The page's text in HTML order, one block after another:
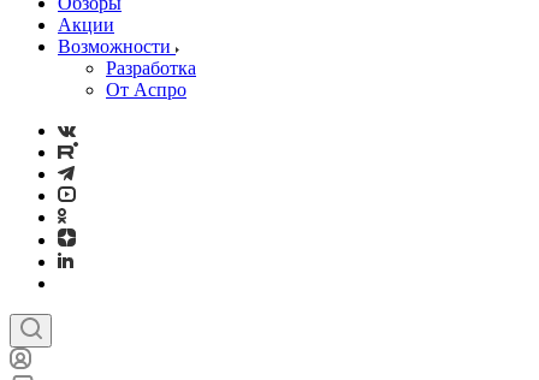
Акции
Возможности
Разработка
От Аспро